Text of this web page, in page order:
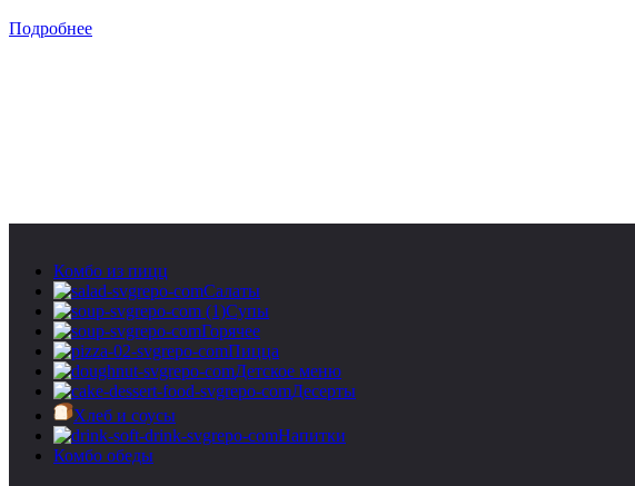
Подробнее
Комбо из пицц
Салаты
Супы
Горячее
Пицца
Детское меню
Десерты
Хлеб и соусы
Напитки
Комбо обеды